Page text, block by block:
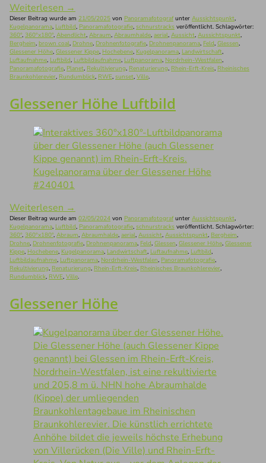
Weiterlesen →
Dieser Beitrag wurde am 21/05/2025 von Panoramafotografunter Aussichtspunkt,
Kugelpanorama, Luftbild, Panoramafotografie, schnurstracks veröffentlicht. Schlagwörter:
360°, 360°x180°, Abendlicht, Abraum, Abraumhalde, aerial, Aussicht, Aussichtspunkt,
Bergheim, brown coal, Drohne, Drohnenfotografie, Drohnenpanorama, Feld, Glessen,
Glessener Höhe, Glessener Kippe, Hochebene, Kugelpanorama, Landwirtschaft,
Luftaufnahme, Luftbild, Luftbildaufnahme, Luftpanorama, Nordrhein-Westfalen,
Panoramafotografie, Planet, Rekultivierung, Renaturierung, Rhein-Erft-Kreis, Rheinisches
Braunkohlerevier, Rundumblick, RWE, sunset, Ville.
Glessener Höhe Luftbild
Kugelpanorama über der Glessener Höhe
#240401
Weiterlesen →
Dieser Beitrag wurde am 02/05/2024 von Panoramafotografunter Aussichtspunkt,
Kugelpanorama, Luftbild, Panoramafotografie, schnurstracks veröffentlicht. Schlagwörter:
360°, 360°x180°, Abraum, Abraumhalde, aerial, Aussicht, Aussichtspunkt, Bergheim,
Drohne, Drohnenfotografie, Drohnenpanorama, Feld, Glessen, Glessener Höhe, Glessener
Kippe, Hochebene, Kugelpanorama, Landwirtschaft, Luftaufnahme, Luftbild,
Luftbildaufnahme, Luftpanorama, Nordrhein-Westfalen, Panoramafotografie,
Rekultivierung, Renaturierung, Rhein-Erft-Kreis, Rheinisches Braunkohlerevier,
Rundumblick, RWE, Ville.
Glessener Höhe